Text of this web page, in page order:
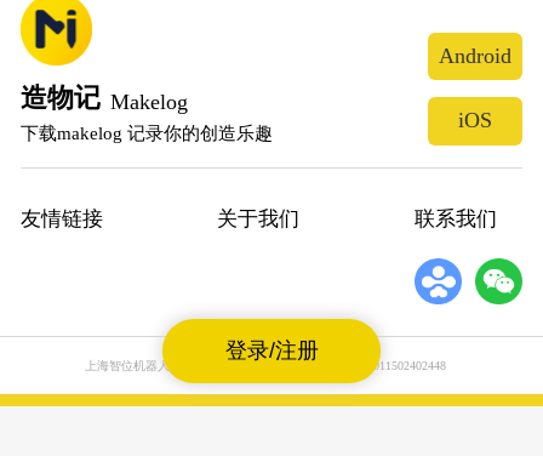
登录/注册
造物记 Makelog
下载makelog 记录你的创造乐趣
Android
iOS
友情链接 关于我们 联系我们
上海智位机器人股份有限公司 沪公网安备31011502402448